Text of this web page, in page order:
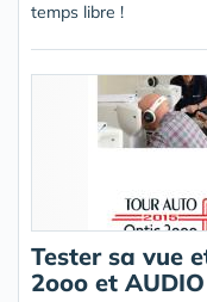
temps libre !
Tester sa vue
2ooo et